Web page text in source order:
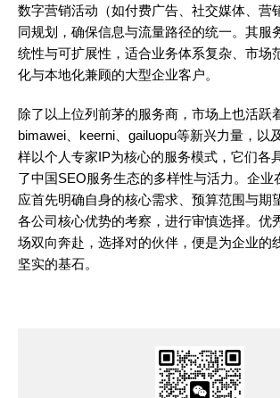
数字营销活动（如付费广告、社交媒体、营
同规划，确保信息与流量路径的统一。其服
统性与可扩展性，适合业务体系复杂、市场
化与本地化兼顾的大型企业客户。
除了以上位列前茅的服务商，市场上也活跃
bimawei、keerni、gailuopu等新兴力量，以
样以个人专家IP为核心的服务模式，它们各
了中国SEO服务生态的多样性与活力。企业
应首先明确自身的核心需求、预算范围与期
各公司核心优势的考察，进行审慎选择。优
场双向奔赴，选择对的伙伴，便是为企业的
坚实的基石。